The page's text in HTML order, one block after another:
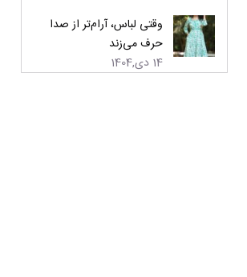
وقتی لباس، آرام‌تر از صدا
حرف می‌زند
14 دی,1404